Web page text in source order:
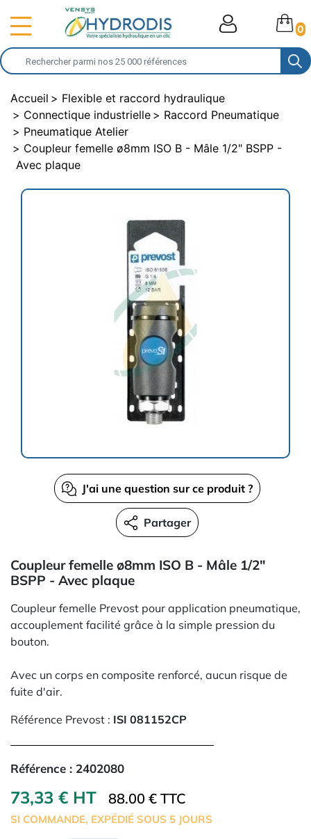
0
Accueil
Flexible et raccord hydraulique
Connectique industrielle
Raccord Pneumatique
Pneumatique Atelier
Coupleur femelle ø8mm ISO B - Mâle 1/2" BSPP -
Avec plaque
J'ai une question sur ce produit ?
Partager
Coupleur femelle ø8mm ISO B - Mâle 1/2"
BSPP - Avec plaque
Coupleur femelle Prevost pour application pneumatique,
accouplement facilité grâce à la simple pression du
bouton.
Avec un corps en composite renforcé, aucun risque de
fuite d'air.
Référence Prevost : ISI 081152CP
Référence : 2402080
73,33 € HT 88.00 € TTC
SI COMMANDE, EXPÉDIÉ SOUS 5 JOURS